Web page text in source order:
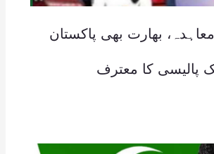
بھارت بھی پاکستان
پالیسی کا معترف